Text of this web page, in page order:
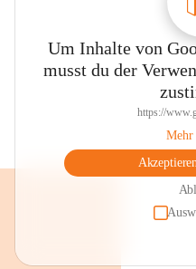
Um Inhalte von
musst du der
https://
Mehr